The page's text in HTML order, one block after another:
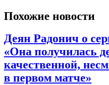
Похожие новости
Деян Радонич о
«Она получилась
качественной,
в первом матче»